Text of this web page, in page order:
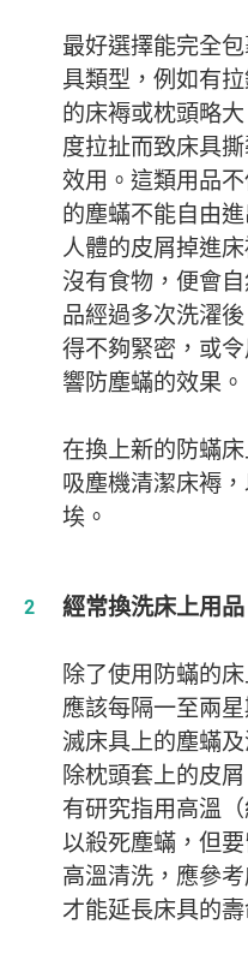
最好選擇能完全
具類型，例如有
的床褥或枕頭略
度拉扯而致床具
效用。這類用品
的塵蟎不能自由
人體的皮屑掉進
沒有食物，便會
品經過多次洗濯
得不夠緊密，或
響防塵蟎的效果。
在換上新的防蟎
吸塵機清潔床褥
埃。
經常換洗床上用品
除了使用防蟎的
應該每隔一至兩
滅床具上的塵蟎
除枕頭套上的皮
有研究指用高溫
以殺死塵蟎，但
高溫清洗，應參
才能延長床具的壽